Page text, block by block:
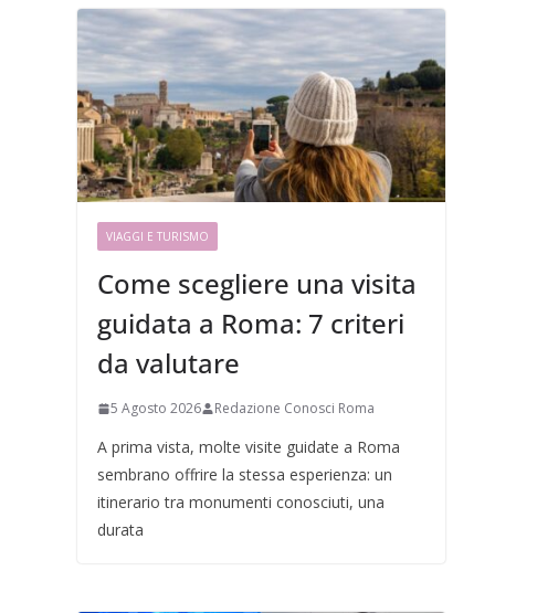
VIAGGI E TURISMO
Come scegliere una visita
guidata a Roma: 7 criteri
da valutare
5 Agosto 2026 Redazione Conosci Roma
A prima vista, molte visite guidate a Roma
sembrano offrire la stessa esperienza: un
itinerario tra monumenti conosciuti, una
durata